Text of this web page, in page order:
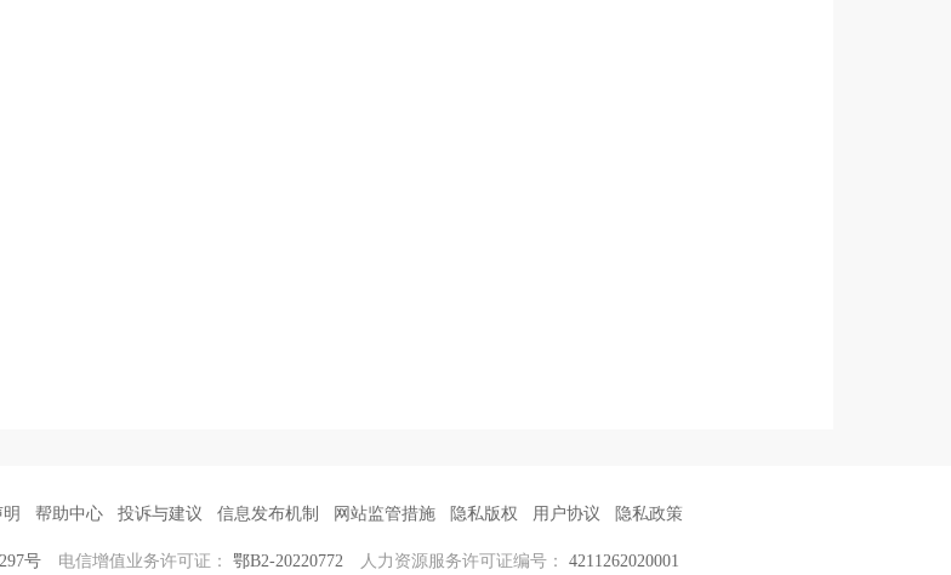
帮助中心 投诉与建议 信息发布机制 网站监管措施 隐私版权 用户协议 隐私政策
号 电信增值业务许可证： 鄂B2-20220772 人力资源服务许可证编号： 4211262020001